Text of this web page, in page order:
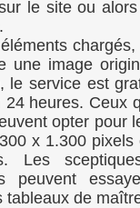
le site ou
une image
le service est
24 heures. Ceux
opter pour
x 1.300
Les
peuvent
tableaux de